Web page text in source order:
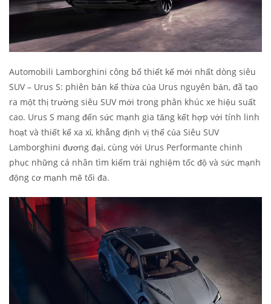
Automobili Lamborghini công bố thiết kế mới nhất dòng siêu
SUV – Urus S: phiên bản kế thừa của Urus nguyên bản, đã tạo
ra một thị trường siêu SUV mới trong phân khúc xe hiệu suất
cao. Urus S mang đến sức mạnh gia tăng kết hợp với tính linh
hoạt và thiết kế xa xỉ, khẳng định vị thế của Siêu SUV
Lamborghini đương đại, cùng với Urus Performante chinh
phục những cá nhân tìm kiếm trải nghiệm tốc độ và sức mạnh
động cơ mạnh mẽ tối đa.